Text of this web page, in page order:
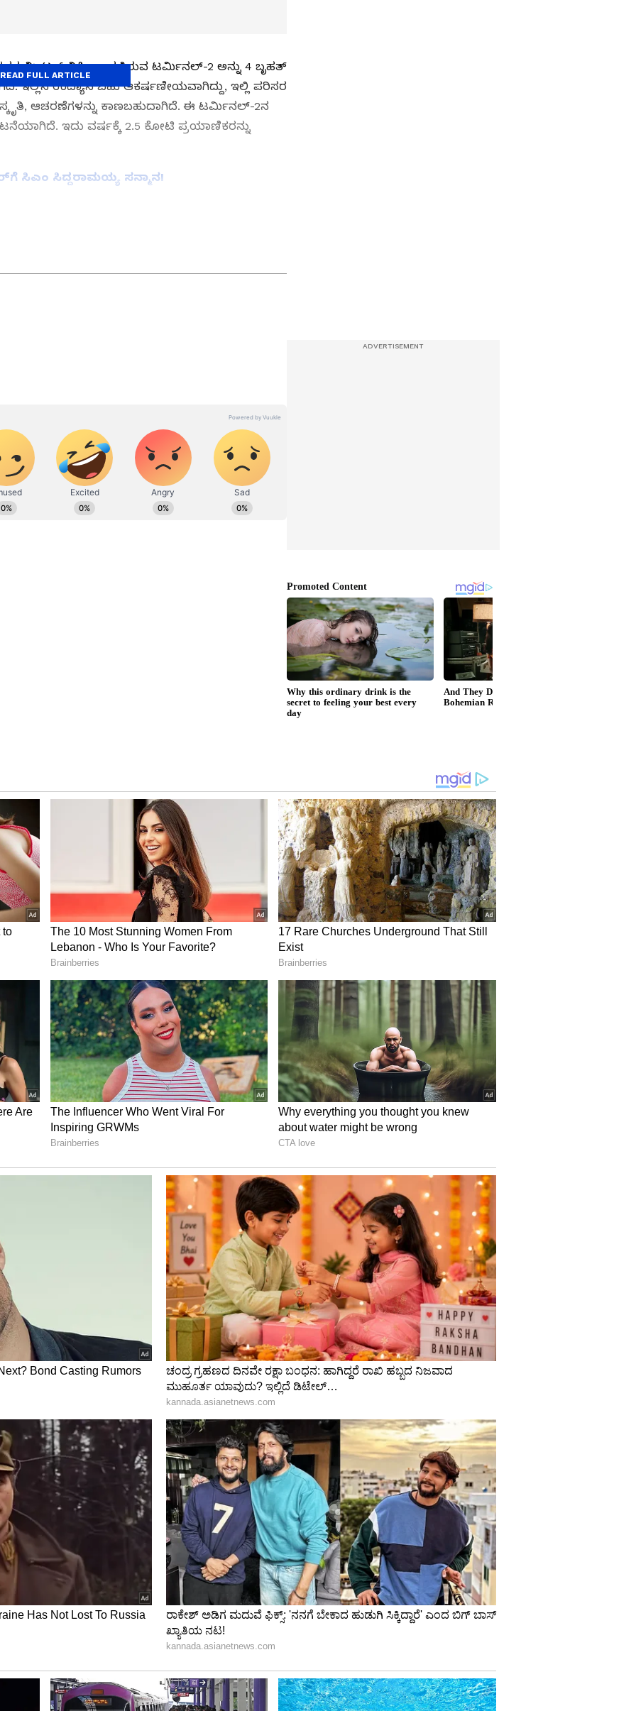
ಮೀಟರ್‌ ವಿಸ್ತೀರ್ಣದಲ್ಲಿರುವ ಟರ್ಮಿನಲ್‌-2 ಅನ್ನು 4 ಬೃಹತ್‌
ಇಲ್ಲಿನ ಉದ್ಯಾನ ಬಹು ಆಕರ್ಷಣೀಯವಾಗಿದ್ದು, ಇಲ್ಲಿ ಪರಿಸರ
ಆಚರಣೆಗಳನ್ನು ಕಾಣಬಹುದಾಗಿದೆ. ಈ ಟರ್ಮಿನಲ್‌-2ನ
ಇದು ವರ್ಷಕ್ಕೆ 2.5 ಕೋಟಿ ಪ್ರಯಾಣಿಕರನ್ನು
ಸಿಎಂ ಸಿದ್ದರಾಮಯ್ಯ ಸನ್ಮಾನ!
ಸೃಷ್ಟಿ:
ಕೆಂಪೇಗೌಡ ಅಂತರಾಷ್ಟ್ರೀಯ ವಿಮಾನ ನಿಲ್ದಾಣವು
ಸೃಷ್ಟಿಸಲಿದೆ ಎಂದು ವಿಮಾನ ನಿಲ್ದಾಣದ
ಕಗ್ಗೊಲೆ: ಸಚಿವ ಎಂ.ಬಿ.ಪಾಟೀಲ್‌
ಮತ್ತು ಪಂಚಾಯತ್ ರಾಜ್ ಸಚಿವ ಪ್ರಿಯಾಂಕ್ ಖರ್ಗೆ ಮಾತನಾಡಿ,
ಸರ್ಕಾರ ಸಂಪೂರ್ಣ ಸಹಕಾರ ನೀಡಲಿದೆ. ಉದ್ಯಮಗಳ
ಉದ್ಯಮ ಸ್ನೇಹಿ ವಾತಾವರಣ ನಿರ್ಮಿಸಲಾಗುತ್ತದೆ.
ವಲಯಗಳ ಬೆಳವಣಿಗೆ ಮತ್ತು ಅಭಿವೃದ್ಧಿಗೆ ಪೂರಕವಾಗಿ
ಕೌಶಲ್ಯ ಅಭಿವೃದ್ಧಿ ಮೂಲಕ ಭವಿಷ್ಯದ
ಪೂರಕವಾದ ಎಲ್ಲ ರೀತಿಯ ವಾತಾವರಣವನ್ನು
ಖರ್ಗೆ ತಿಳಿಸಿದರು.
READ FULL ARTICLE
ವಾಣಿಜ್ಯ, ಕ್ರೀಡೆ, ಮನೋರಂಜನೆ ಸೇರಿ ವೈವಿಧ್ಯಮಯ ಸುದ್ದಿಗಳ
ಅಸ್ಮಿತೆಯ ಸಂಕೇತ. ಸದಾ ಕರುನಾಡು, ನುಡಿ, ಸಂಸ್ಕೃತಿ ಪರ ಧ್ವನಿ
ಸುದ್ದಿಗಳು ಸುವರ್ಣ ನ್ಯೂಸ್ ವೆಬ್‌ಸೈಟಲ್ಲೂ ಲಭ್ಯ.